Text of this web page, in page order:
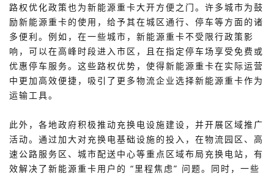
路权优化政策也为新能源重卡大开方便之门。许多城市为鼓
励新能源重卡的使用，给予其在城区通行、停车等方面的诸
多便利。例如，在一些城市，新能源重卡不受限行政策影
响，可以在高峰时段进入市区，且在指定停车场享受免费或
优惠停车服务。这些路权优势，使得新能源重卡在实际运营
中更加高效便捷，吸引了更多物流企业选择新能源重卡作为
运输工具。
此外，各地政府积极推动充换电设施建设，并开展区域推广
活动。通过加大对充换电基础设施的投入，在物流园区、高
速公路服务区、城市配送中心等重点区域布局充换电站，有
效解决了新能源重卡用户的 “里程焦虑” 问题。同时，一些